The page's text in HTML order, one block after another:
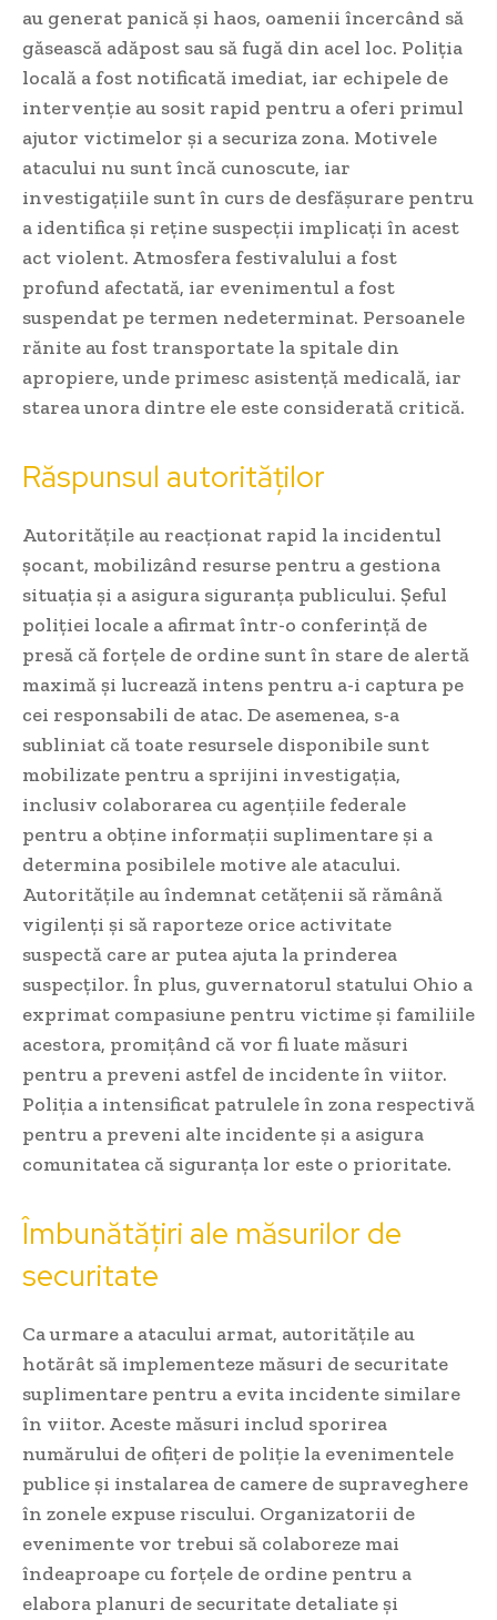
au generat panică și haos, oamenii încercând să
găsească adăpost sau să fugă din acel loc. Poliția
locală a fost notificată imediat, iar echipele de
intervenție au sosit rapid pentru a oferi primul
ajutor victimelor și a securiza zona. Motivele
atacului nu sunt încă cunoscute, iar
investigațiile sunt în curs de desfășurare pentru
a identifica și reține suspecții implicați în acest
act violent. Atmosfera festivalului a fost
profund afectată, iar evenimentul a fost
suspendat pe termen nedeterminat. Persoanele
rănite au fost transportate la spitale din
apropiere, unde primesc asistență medicală, iar
starea unora dintre ele este considerată critică.
Răspunsul autorităților
Autoritățile au reacționat rapid la incidentul
șocant, mobilizând resurse pentru a gestiona
situația și a asigura siguranța publicului. Șeful
poliției locale a afirmat într-o conferință de
presă că forțele de ordine sunt în stare de alertă
maximă și lucrează intens pentru a-i captura pe
cei responsabili de atac. De asemenea, s-a
subliniat că toate resursele disponibile sunt
mobilizate pentru a sprijini investigația,
inclusiv colaborarea cu agențiile federale
pentru a obține informații suplimentare și a
determina posibilele motive ale atacului.
Autoritățile au îndemnat cetățenii să rămână
vigilenți și să raporteze orice activitate
suspectă care ar putea ajuta la prinderea
suspecților. În plus, guvernatorul statului Ohio a
exprimat compasiune pentru victime și familiile
acestora, promițând că vor fi luate măsuri
pentru a preveni astfel de incidente în viitor.
Poliția a intensificat patrulele în zona respectivă
pentru a preveni alte incidente și a asigura
comunitatea că siguranța lor este o prioritate.
Îmbunătățiri ale măsurilor de
securitate
Ca urmare a atacului armat, autoritățile au
hotărât să implementeze măsuri de securitate
suplimentare pentru a evita incidente similare
în viitor. Aceste măsuri includ sporirea
numărului de ofițeri de poliție la evenimentele
publice și instalarea de camere de supraveghere
în zonele expuse riscului. Organizatorii de
evenimente vor trebui să colaboreze mai
îndeaproape cu forțele de ordine pentru a
elabora planuri de securitate detaliate și